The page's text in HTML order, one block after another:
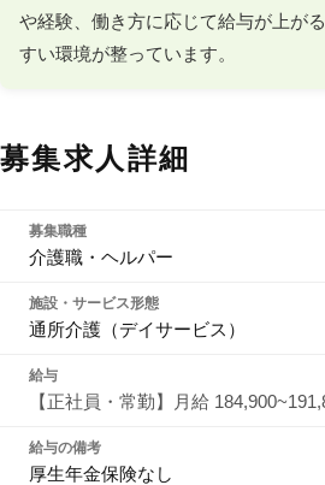
や経験、働き方に応じて給与が上が
すい環境が整っています。
募集求人詳細
募集職種
介護職・ヘルパー
施設・サービス形態
通所介護（デイサービス）
給与
【正社員・常勤】月給
給与の備考
厚生年金保険なし